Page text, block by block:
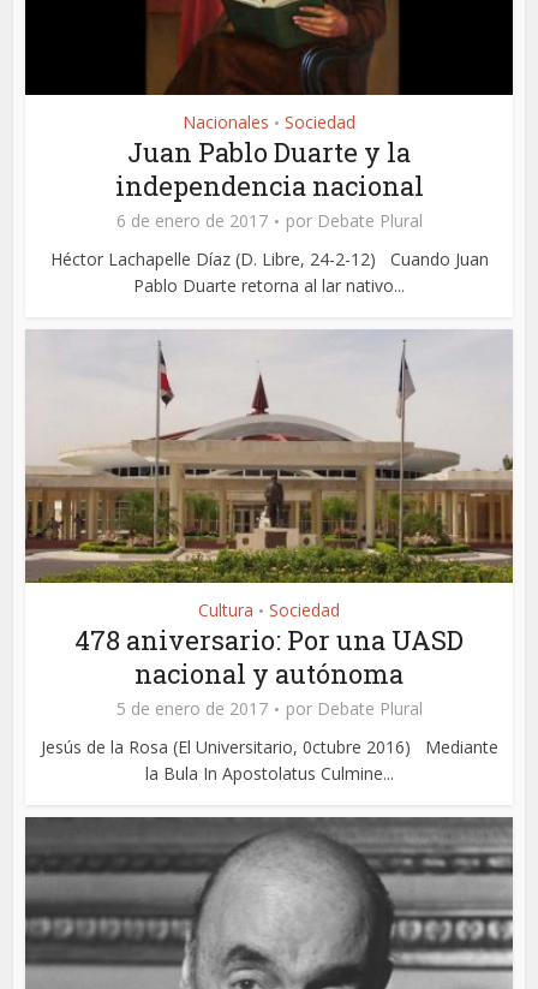
Nacionales • Sociedad
Juan Pablo Duarte y la
independencia nacional
6 de enero de 2017 por Debate Plural
Héctor Lachapelle Díaz (D. Libre, 24-2-12) Cuando Juan
Pablo Duarte retorna al lar nativo...
Cultura • Sociedad
478 aniversario: Por una UASD
nacional y autónoma
5 de enero de 2017 por Debate Plural
Jesús de la Rosa (El Universitario, 0ctubre 2016) Mediante
la Bula In Apostolatus Culmine...